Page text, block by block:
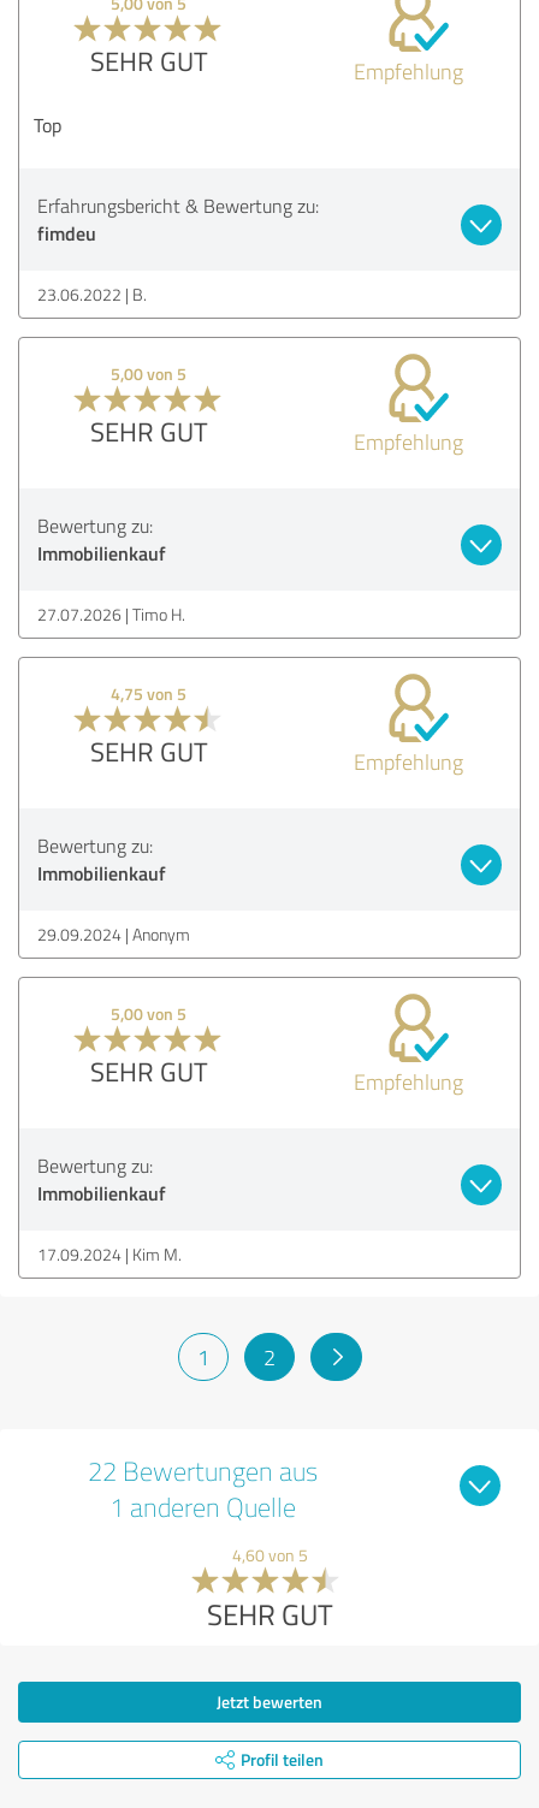
SEHR GUT Empfehlung
Top
Erfahrungsbericht & Bewertung zu:
fimdeu
23.06.2022 B.
5,00 von 5
SEHR GUT Empfehlung
Bewertung zu:
Immobilienkauf
27.07.2026 Timo H.
4,75 von 5
SEHR GUT Empfehlung
Bewertung zu:
Immobilienkauf
29.09.2024 Anonym
5,00 von 5
SEHR GUT Empfehlung
Bewertung zu:
Immobilienkauf
17.09.2024 Kim M.
1 2
22 Bewertungen aus
1 anderen Quelle
4,60 von 5
SEHR GUT
Jetzt bewerten
Profil teilen